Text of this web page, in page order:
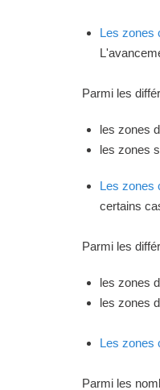
Les zones
Parmi les
les zones
les zones
Les zones
certains
Parmi les
les zones
les zones
Les zones
Parmi les